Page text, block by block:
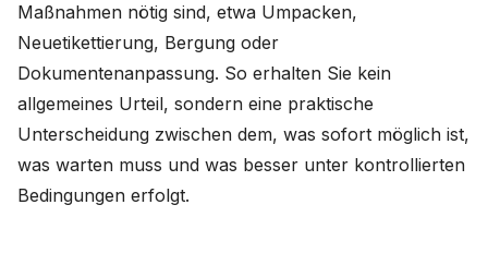
Maßnahmen nötig sind, etwa Umpacken,
Neuetikettierung, Bergung oder
Dokumentenanpassung. So erhalten Sie kein
allgemeines Urteil, sondern eine praktische
Unterscheidung zwischen dem, was sofort möglich ist,
was warten muss und was besser unter kontrollierten
Bedingungen erfolgt.